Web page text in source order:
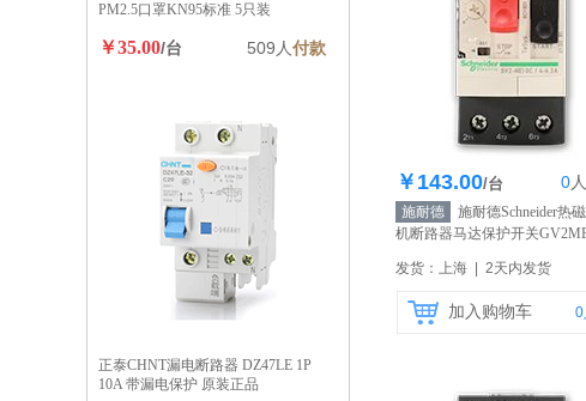
库存1000个
￥143.00/台 0人
施耐德
施耐德Schneider热
机断路器马达保护开关
发货：上海 | 2天内发货
加入购物车 0
PM2.5口罩KN95标准 5只装
￥35.00/台 509人付款
正泰CHNT漏电断路器 DZ47LE 1P
10A 带漏电保护 原装正品